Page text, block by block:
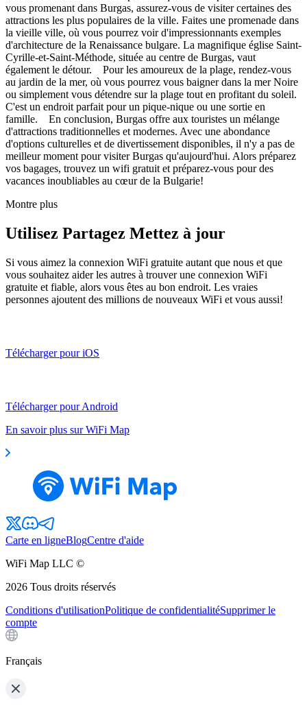
vous promenant dans Burgas, assurez-vous de visiter certaines des
attractions les plus populaires de la ville. Faites une promenade dans
la vieille ville, où vous pourrez voir d'impressionnants exemples
d'architecture de la Renaissance bulgare. La magnifique église Saint-
Cyrille-et-Saint-Méthode, située au centre de Burgas, vaut
également le détour. Pour les amoureux de la plage, rendez-vous
au jardin de la mer, où vous pourrez vous baigner dans la mer Noire
ou simplement vous détendre sur la plage tout en profitant du soleil.
C'est un endroit parfait pour un pique-nique ou une sortie en
famille. En conclusion, Burgas offre aux touristes un mélange
d'attractions traditionnelles et modernes. Avec une abondance
d'options culturelles et de divertissement disponibles, il n'y a pas de
meilleur moment pour visiter Burgas qu'aujourd'hui. Alors préparez
vos bagages, trouvez un wifi gratuit et préparez-vous pour des
vacances inoubliables au cœur de la Bulgarie!
Montre plus
Utilisez Partagez Mettez à jour
Si vous aimez la connexion WiFi gratuite autant que nous et que
vous souhaitez aider les autres à trouver une connexion WiFi
gratuite et fiable, alors vous êtes au bon endroit. Les vraies
personnes ajoutent des millions de nouveaux WiFi et vous aussi!
Télécharger pour iOS
Télécharger pour Android
En savoir plus sur WiFi Map
Carte en ligneBlogCentre d'aide
WiFi Map LLC ©
2026 Tous droits réservés
Conditions d'utilisationPolitique de confidentialitéSupprimer le
compte
Français